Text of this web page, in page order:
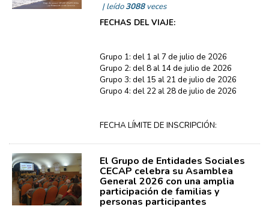
| leído3088veces
FECHAS DEL VIAJE:
Grupo 1: del 1 al 7 de julio de 2026
Grupo 2: del 8 al 14 de julio de 2026
Grupo 3: del 15 al 21 de julio de 2026
Grupo 4: del 22 al 28 de julio de 2026
FECHA LÍMITE DE INSCRIPCIÓN:
El Grupo de Entidades Sociales
CECAP celebra su Asamblea
General 2026 con una amplia
participación de familias y
personas participantes